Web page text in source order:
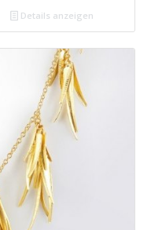
Details anzeigen